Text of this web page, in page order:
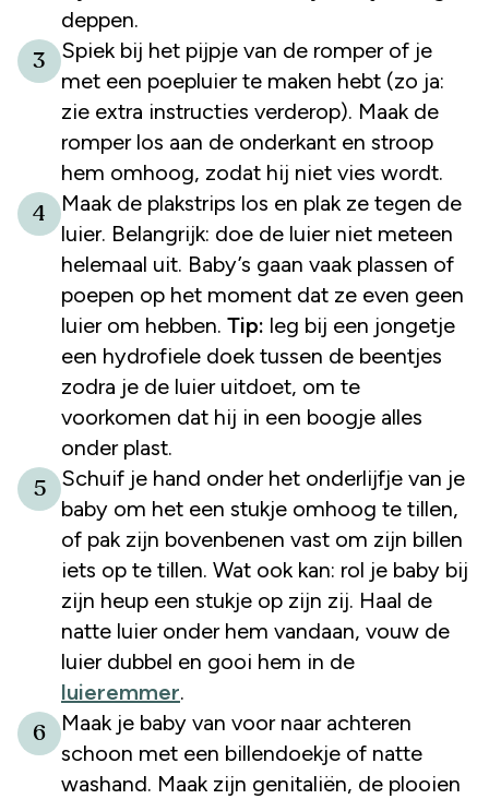
deppen.
3
Spiek bij het pijpje van de romper of je
met een poepluier te maken hebt (zo ja:
zie extra instructies verderop). Maak de
romper los aan de onderkant en stroop
hem omhoog, zodat hij niet vies wordt.
4
Maak de plakstrips los en plak ze tegen de
luier. Belangrijk: doe de luier niet meteen
helemaal uit. Baby’s gaan vaak plassen of
poepen op het moment dat ze even geen
luier om hebben. Tip: leg bij een jongetje
een hydrofiele doek tussen de beentjes
zodra je de luier uitdoet, om te
voorkomen dat hij in een boogje alles
onder plast.
5
Schuif je hand onder het onderlijfje van je
baby om het een stukje omhoog te tillen,
of pak zijn bovenbenen vast om zijn billen
iets op te tillen. Wat ook kan: rol je baby bij
zijn heup een stukje op zijn zij. Haal de
natte luier onder hem vandaan, vouw de
luier dubbel en gooi hem in de
luieremmer.
6
Maak je baby van voor naar achteren
schoon met een billendoekje of natte
washand. Maak zijn genitaliën, de plooien